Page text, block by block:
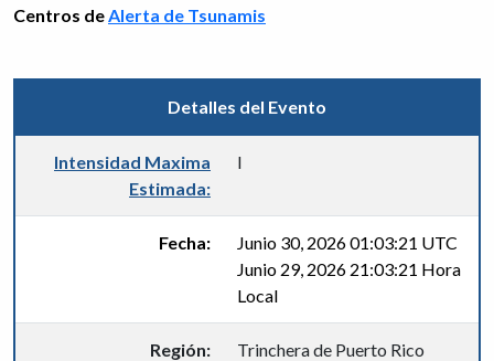
Centros deAlerta de Tsunamis
Detalles del Evento
Intensidad Maxima
Estimada:
I
Fecha:
Junio 30, 2026 01:03:21 UTC
Junio 29, 2026 21:03:21 Hora
Local
Región: Trinchera de Puerto Rico